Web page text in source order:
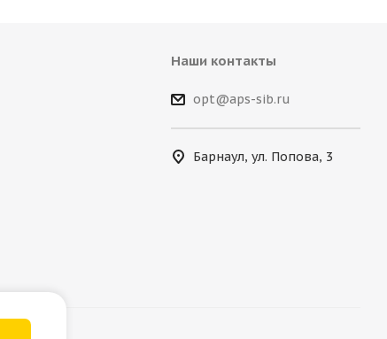
Наши контакты
opt@aps-sib.ru
Барнаул, ул. Попова, 3